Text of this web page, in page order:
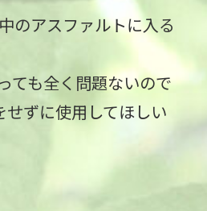
のアスファルトに入る
ても全く問題ないので
せずに使用してほしい